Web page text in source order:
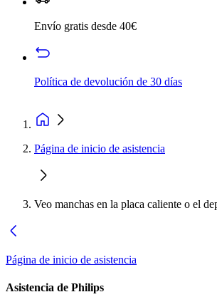
Envío gratis desde 40€
Política de devolución de 30 días
Página de inicio de asistencia
Veo manchas en la placa caliente o el
Página de inicio de asistencia
Asistencia de Philips